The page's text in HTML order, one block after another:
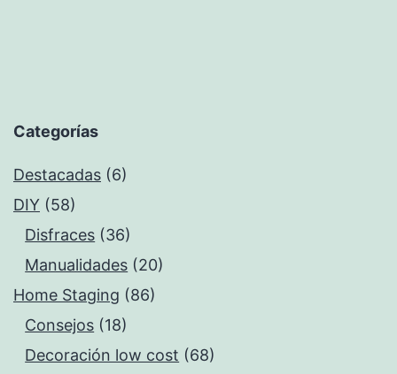
Categorías
Destacadas (6)
DIY (58)
Disfraces (36)
Manualidades (20)
Home Staging (86)
Consejos (18)
Decoración low cost (68)